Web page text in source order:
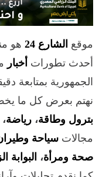
موقع الشارع 24
هو
أحدث تطورات أخبار
الجمهورية بمتابعة
نهتم بعرض كل ما
بترول وطاقة، رياضة،
مجالات سياحة
صحة ومرأة، البوابة